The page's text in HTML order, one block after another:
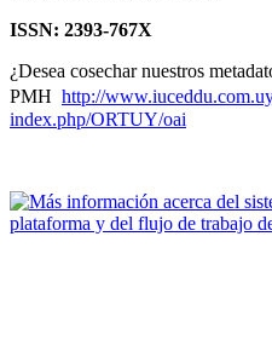
ISSN: 2393-767X
¿Desea cosechar nuestros
PMH http://www.iuceddu.
index.php/ORTUY/oai